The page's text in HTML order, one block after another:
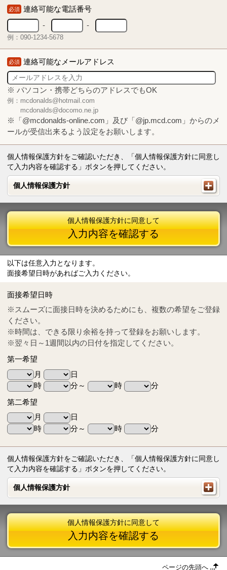
必須 連絡可能な電話番号
-
-
例：090-1234-5678
必須 連絡可能なメールアドレス
※ パソコン・携帯どちらのアドレスでもOK
例：mcdonalds@hotmail.com
mcdonalds@docomo.ne.jp
※「@mcdonalds-online.com」及び「@jp.mcd.com」からのメ
ールが受信出来るよう設定をお願いします。
個人情報保護方針をご確認いただき、「個人情報保護方針に同意し
て入力内容を確認する」ボタンを押してください。
個人情報保護方針
個人情報保護方針
Tel
0570-55-0314
個人情報保護方針に同意して
入力内容を確認する
以下は任意入力となります。
面接希望日時があればご入力ください。
面接希望日時
※スムーズに面接日時を決めるためにも、複数の希望をご登録
ください。
※時間は、できる限り余裕を持って登録をお願いします。
※翌々日～1週間以内の日付を指定してください。
第一希望
月
日
時
分～ 時
分
第二希望
月
日
時
分～ 時 分
個人情報保護方針をご確認いただき、「個人情報保護方針に同意し
て入力内容を確認する」ボタンを押してください。
個人情報保護方針
個人情報保護方針
個人情報保護方針に同意して
入力内容を確認する
ページの先頭へ